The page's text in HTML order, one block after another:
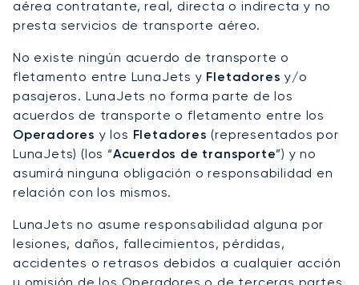
aérea contratante, real, directa o indirecta y no
presta servicios de transporte aéreo.
No existe ningún acuerdo de transporte o
fletamento entre LunaJets y Fletadoresy/o
pasajeros. LunaJets no forma parte de los
acuerdos de transporte o fletamento entre los
Operadores y los Fletadores(representados por
LunaJets) (los “Acuerdos de transporte”) y no
asumirá ninguna obligación o responsabilidad en
relación con los mismos.
LunaJets no asume responsabilidad alguna por
lesiones, daños, fallecimientos, pérdidas,
accidentes o retrasos debidos a cualquier acción